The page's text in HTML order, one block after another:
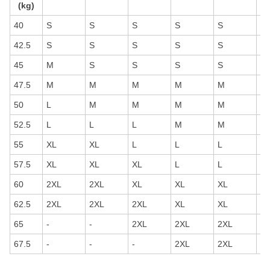
(kg)
40 S S S S S
42.5 S S S S S
45 M S S S S
47.5 M M M M M
50 L M M M M
52.5 L L L M M
55 XL XL L L L
57.5 XL XL XL L L
60 2XL 2XL XL XL XL
62.5 2XL 2XL 2XL XL XL
65 - - 2XL 2XL 2XL
67.5 - - - 2XL 2XL